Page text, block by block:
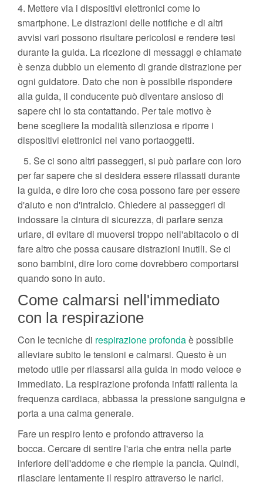
4. Mettere via i dispositivi elettronici come lo
smartphone. Le distrazioni delle notifiche e di altri
avvisi vari possono risultare pericolosi e rendere tesi
durante la guida. La ricezione di messaggi e chiamate
è senza dubbio un elemento di grande distrazione per
ogni guidatore. Dato che non è possibile rispondere
alla guida, il conducente può diventare ansioso di
sapere chi lo sta contattando. Per tale motivo è
bene scegliere la modalità silenziosa e riporre i
dispositivi elettronici nel vano portaoggetti.
5. Se ci sono altri passeggeri, si può parlare con loro
per far sapere che si desidera essere rilassati durante
la guida, e dire loro che cosa possono fare per essere
d'aiuto e non d'intralcio. Chiedere ai passeggeri di
indossare la cintura di sicurezza, di parlare senza
urlare, di evitare di muoversi troppo nell'abitacolo o di
fare altro che possa causare distrazioni inutili. Se ci
sono bambini, dire loro come dovrebbero comportarsi
quando sono in auto.
Come calmarsi nell'immediato
con la respirazione
Con le tecniche di respirazione profondaè possibile
alleviare subito le tensioni e calmarsi. Questo è un
metodo utile per rilassarsi alla guida in modo veloce e
immediato. La respirazione profonda infatti rallenta la
frequenza cardiaca, abbassa la pressione sanguigna e
porta a una calma generale.
Fare un respiro lento e profondo attraverso la
bocca. Cercare di sentire l'aria che entra nella parte
inferiore dell'addome e che riempie la pancia. Quindi,
rilasciare lentamente il respiro attraverso le narici.